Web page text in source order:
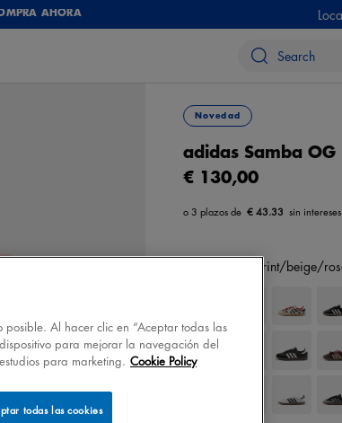
AHORA
Novedad
adidas Samba OG
€ 130,00
€ 43.33
animal print/beige/
Al hacer clic en “Aceptar todas las
para mejorar la navegación del
para marketing. Cookie Policy
todas las cookies